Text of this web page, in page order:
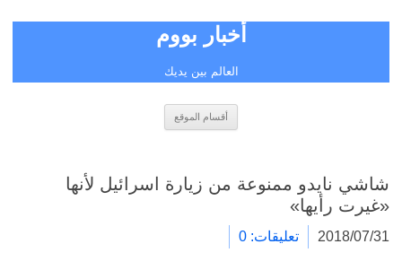
أخبار بووم
العالم بين يديك
أقسام الموقع
شاشي نايدو ممنوعة من زيارة اسرائيل لأنها
«غيرت رأيها»
2018/07/31 تعليقات: 0